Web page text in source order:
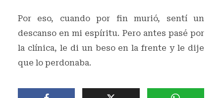
Por eso, cuando por fin murió, sentí un
descanso en mi espíritu. Pero antes pasé por
la clínica, le di un beso en la frente y le dije
que lo perdonaba.